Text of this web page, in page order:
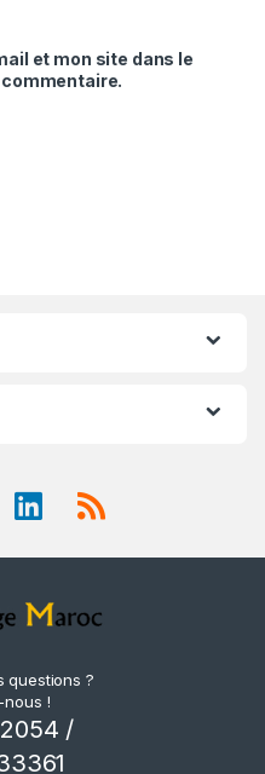
et mon site dans le
questions ?
nous !
/